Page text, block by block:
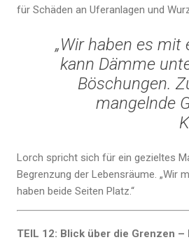
für Schäden an Uferanlagen und
„Wir haben es
kann Dämme
Böschungen.
mangelnde
Lorch spricht sich für ein gezieltes
Begrenzung der Lebensräume. „Wir
haben beide Seiten Platz.“
TEIL 12: Blick über die Grenzen